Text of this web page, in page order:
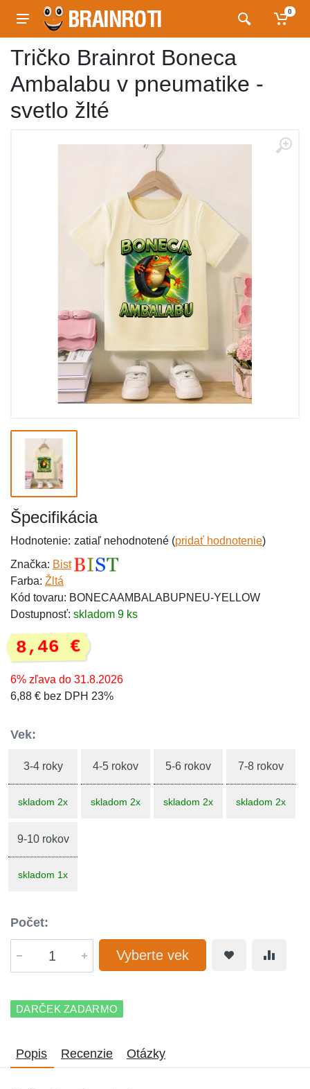
0
Tričko Brainrot Boneca
Ambalabu v pneumatike -
svetlo žlté
Špecifikácia
Hodnotenie: zatiaľ nehodnotené (pridať hodnotenie)
Značka: Bist
Farba: Žltá
Kód tovaru: BONECAAMBALABUPNEU-YELLOW
Dostupnosť: skladom 9 ks
8,46 €
6% zľava do 31.8.2026
6,88 € bez DPH 23%
Vek:
3-4 roky
skladom 2x
4-5 rokov
skladom 2x
5-6 rokov
skladom 2x
7-8 rokov
skladom 2x
9-10 rokov
skladom 1x
Počet:
Vyberte vek
DARČEK ZADARMO
Popis Recenzie Otázky